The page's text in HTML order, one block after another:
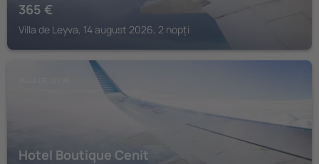
365 €
Villa de Leyva, 14 august 2026, 2 nopți
Hotel Boutique Cenit